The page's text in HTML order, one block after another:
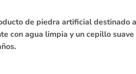
de piedra artificial destinado
con agua limpia y un cepillo